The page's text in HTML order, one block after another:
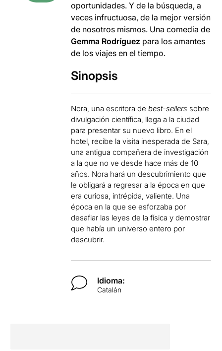
oportunidades. Y de la búsqueda, a
veces infructuosa, de la mejor versión
de nosotros mismos. Una comedia de
Gemma Rodríguez para los amantes
de los viajes en el tiempo.
Sinopsis
Nora, una escritora debest-sellers sobre
divulgación científica, llega a la ciudad
para presentar su nuevo libro. En el
hotel, recibe la visita inesperada de Sara,
una antigua compañera de investigación
a la que no ve desde hace más de 10
años. Nora hará un descubrimiento que
le obligará a regresar a la época en que
era curiosa, intrépida, valiente. Una
época en la que se esforzaba por
desafiar las leyes de la física y demostrar
que había un universo entero por
descubrir.
Idioma:
Catalán